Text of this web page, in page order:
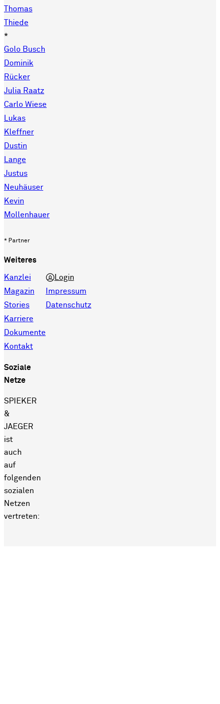
Thomas
Thiede
*
Golo Busch
Dominik
Rücker
Julia Raatz
Carlo Wiese
Lukas
Kleffner
Dustin
Lange
Justus
Neuhäuser
Kevin
Mollenhauer
* Partner
Weiteres
Kanzlei
Magazin
Stories
Karriere
Dokumente
Kontakt
Login
Impressum
Datenschutz
Soziale
Netze
SPIEKER
&
JAEGER
ist
auch
auf
folgenden
sozialen
Netzen
vertreten: